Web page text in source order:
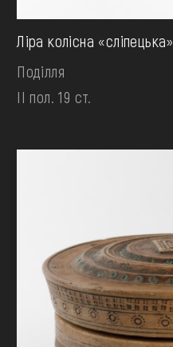
Ліра колісна «сліпецька»
Поділля
II пол. 19 ст.